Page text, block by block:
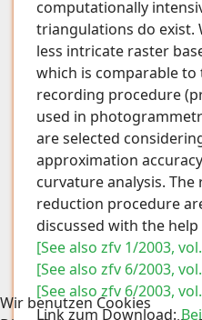
computationally
triangulations do exist.
less intricate raster
which is comparable to
recording procedure
used in
are selected
approximation
curvature analysis.
reduction procedure
discussed with the
[See also zfv 1/2003,
[See also zfv 6/2003,
[See also zfv 6/2003,
Link zum Download:
Wir benutzen Cookies